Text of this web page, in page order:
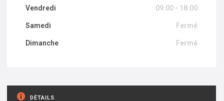
Vendredi 09:00 - 18:00
Samedi Fermé
Dimanche Fermé
DÉTAILS